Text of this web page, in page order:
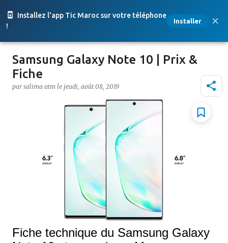
Installez l'app Tic Maroc sur votre téléphone
!
Installer
Accéder au contenu principal
Samsung Galaxy Note 10 | Prix &
Fiche
par salima atm le jeudi, août 08, 2019
Fiche technique du Samsung Galaxy